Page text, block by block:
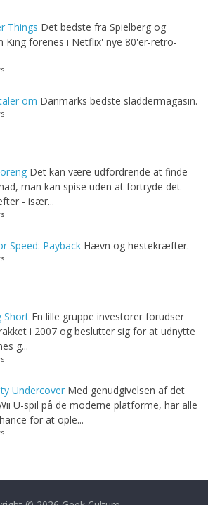
Things Det bedste fra Spielberg og
King forenes i Netflix' nye 80'er-retro-
om Danmarks bedste sladdermagasin.
Det kan være udfordrende at finde
man kan spise uden at fortryde det
- især...
Speed: Payback Hævn og hestekræfter.
Short En lille gruppe investorer forudser
i 2007 og beslutter sig for at udnytte
g...
Undercover Med genudgivelsen af det
U-spil på de moderne platforme, har alle
for at ople...